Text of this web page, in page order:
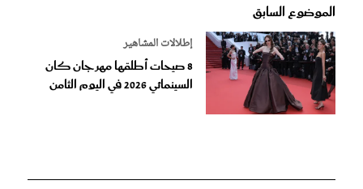
الموضوع السابق
إطلالات المشاهير
8 صيحات أطلقها مهرجان كان
السينمائي 2026 في اليوم الثامن